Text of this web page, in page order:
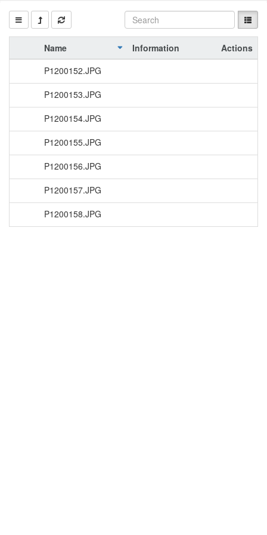
Name Information
Actions
P1200152.JPG
P1200153.JPG
P1200154.JPG
P1200155.JPG
P1200156.JPG
P1200157.JPG
P1200158.JPG